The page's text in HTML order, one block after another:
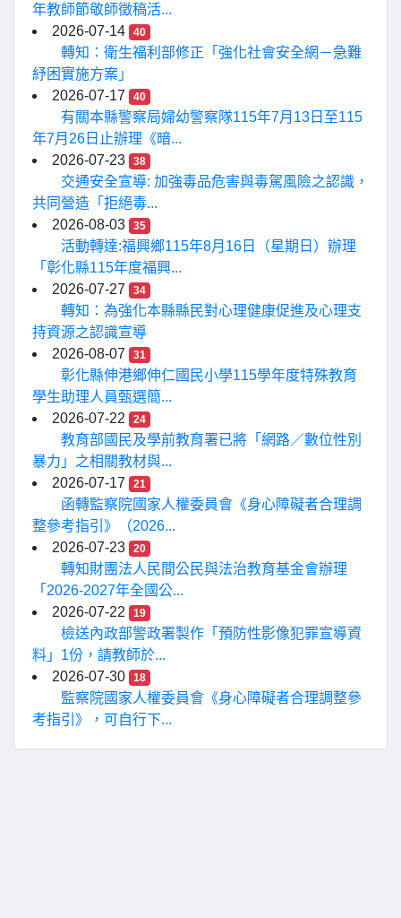
年教師節敬師徵稿活...
2026-07-14
40
轉知：衛生福利部修正「強化社會安全網－急難
紓困實施方案」
2026-07-17
40
有關本縣警察局婦幼警察隊115年7月13日至115
年7月26日止辦理《暗...
2026-07-23
38
交通安全宣導: 加強毒品危害與毒駕風險之認識，
共同營造「拒絕毒...
2026-08-03
35
活動轉達:福興鄉115年8月16日（星期日）辦理
「彰化縣115年度福興...
2026-07-27
34
轉知：為強化本縣縣民對心理健康促進及心理支
持資源之認識宣導
2026-08-07
31
彰化縣伸港鄉伸仁國民小學115學年度特殊教育
學生助理人員甄選簡...
2026-07-22
24
教育部國民及學前教育署已將「網路／數位性別
暴力」之相關教材與...
2026-07-17
21
函轉監察院國家人權委員會《身心障礙者合理調
整參考指引》（2026...
2026-07-23
20
轉知財團法人民間公民與法治教育基金會辦理
「2026-2027年全國公...
2026-07-22
19
檢送內政部警政署製作「預防性影像犯罪宣導資
料」1份，請教師於...
2026-07-30
18
監察院國家人權委員會《身心障礙者合理調整參
考指引》，可自行下...